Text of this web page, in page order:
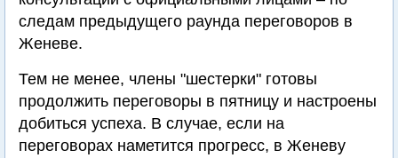
следам предыдущего раунда переговоров в
Женеве.
Тем не менее, члены "шестерки" готовы
продолжить переговоры в пятницу и настроены
добиться успеха. В случае, если на
переговорах наметится прогресс, в Женеву